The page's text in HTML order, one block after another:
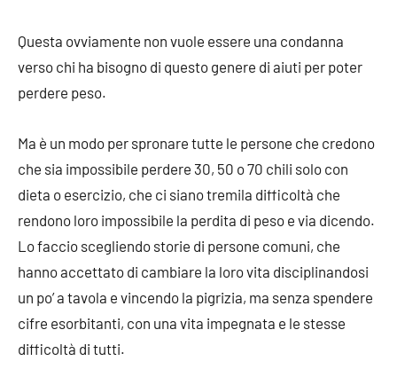
Questa ovviamente non vuole essere una condanna
verso chi ha bisogno di questo genere di aiuti per poter
perdere peso.
Ma è un modo per spronare tutte le persone che credono
che sia impossibile perdere 30, 50 o 70 chili solo con
dieta o esercizio, che ci siano tremila difficoltà che
rendono loro impossibile la perdita di peso e via dicendo.
Lo faccio scegliendo storie di persone comuni, che
hanno accettato di cambiare la loro vita disciplinandosi
un po’ a tavola e vincendo la pigrizia, ma senza spendere
cifre esorbitanti, con una vita impegnata e le stesse
difficoltà di tutti.